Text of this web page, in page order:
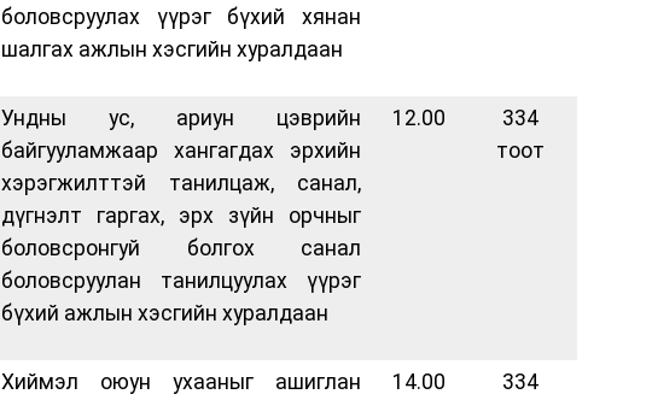
боловсруулах үүрэг бүхий хянан
шалгах ажлын хэсгийн хуралдаан
Ундны ус, ариун цэврийн
байгууламжаар хангагдах эрхийн
хэрэгжилттэй танилцаж, санал,
дүгнэлт гаргах, эрх зүйн орчныг
боловсронгуй болгох санал
боловсруулан танилцуулах үүрэг
бүхий ажлын хэсгийн хуралдаан
12.00
334
тоот
Хиймэл оюун ухааныг ашиглан
14.00
334